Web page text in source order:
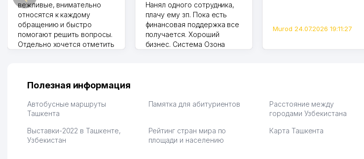
вежливые, внимательно
относятся к каждому
обращению и быстро
помогают решить вопросы.
Отдельно хочется отметить
их работе значительно
обслуживания клиентов.
Рекомендую этот колл-
партнера для бизнеса.
Vip Brand 31.07.2026 11:43:39
Нанял одного сотрудника,
плачу ему зп. Пока есть
финансовая поддержка все
получается. Хороший
бизнес. Система Озона
тут у нас уже есть ПВЗ.
Марат 27.07.2026 08:00:37
Murod 24.07.2026 19:11:27
Полезная информация
Автобусные маршруты
Ташкента
Памятка для абитуриентов
Расстояние между
городами Узбекистана
Выставки-2022 в Ташкенте,
Узбекистан
Рейтинг стран мира по
площади и населению
Карта Ташкента